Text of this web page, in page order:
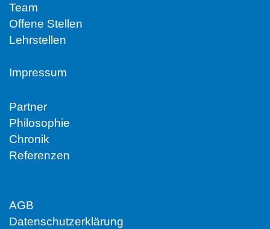
Team
Offene Stellen
Lehrstellen
Impressum
Partner
Philosophie
Chronik
Referenzen
AGB
Datenschutzerklärung